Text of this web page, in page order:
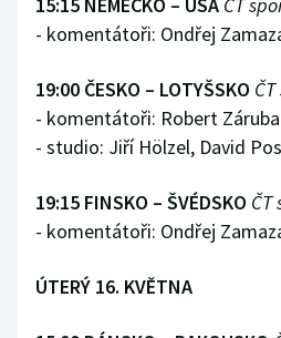
15:15 NĚMECKO – USA ČT
- komentátoři: Ondřej
19:00 ČESKO – LOTYŠSKO
- komentátoři: Robert
- studio: Jiří Hölzel, David
19:15 FINSKO – ŠVÉDSKO ČT
- komentátoři: Ondřej
ÚTERÝ 16. KVĚTNA